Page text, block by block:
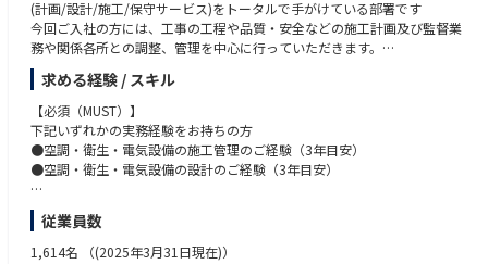
工場のプラント設計、運転、保全に携わってきました。設備をもっと安全
に、もっと安定して稼働させるにはどうすればいいのか。省エネや環境負
荷の低減を実現するには、運転や保全業務の効率化、生産性の向上や保全
コストの適正化を図るにはどうするべきか。
現状に満足することなく、多様な面からより良い設備の姿を目指し、追及
を続けてきました。成功と失敗を繰り返しながら課題と向き合い、ひとつ
ひとつ答えを見つけてきました。私たちには、こうして積み重ねてきた
様々なノウハウがあります。経験という確かな歩みによって磨かれ、生ま
れてきた数多くの知恵と技術があります。
だからこそ、その解決力と専門力をお客様のために役立てたい。ユーザー
の視点を活かした提案で、お客様のプラントを支えるパートナーとなりた
(計画/設計/施工/保守サービス)をトータルで手がけている部署です
今回ご入社の方には、工事の工程や品質・安全などの施工計画及び監督業
務や関係各所との調整、管理を中心に行っていただきます。
【具体的には】
・産業プラント設備における空調・衛生設備、電気設備の施工管理
┗設計図書と照合し、設計図通りに、施工が実施されているかの確認
┗施工工程の打ち合わせ（クライアントを含めた定例会議・社内外会議）
┗協力会社を含めた全体管理業務
┗試運転、調整（竣工後、クライアントへ引き渡し時）
【本求人の魅力】
求める経験 / スキル
【必須（MUST）】
下記いずれかの実務経験をお持ちの方
●空調・衛生・電気設備の施工管理のご経験（3年目安）
●空調・衛生・電気設備の設計のご経験（3年目安）
【歓迎（WANT）】
・一級、二級管工事、電気工事施工管理技士の資格をお持ちの方
従業員数
1,614名 （(2025年3月31日現在)）